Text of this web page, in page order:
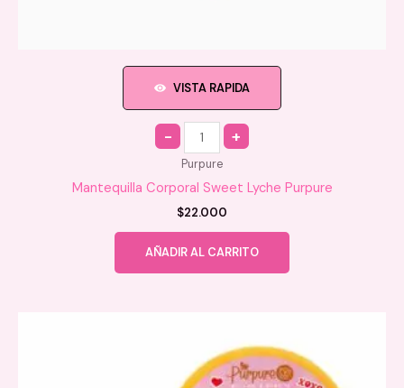
VISTA RAPIDA
Quantity
Purpure
Mantequilla Corporal Sweet Lyche Purpure
$22.000
AÑADIR AL CARRITO